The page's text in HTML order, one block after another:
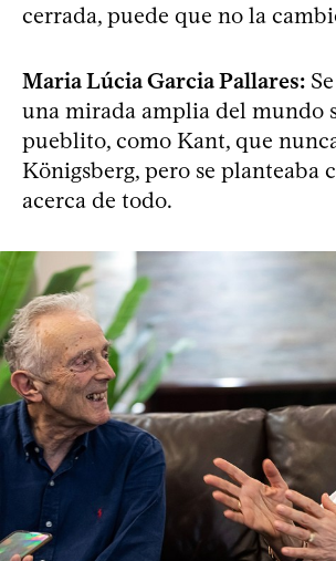
cerrada, puede que no la
Maria Lúcia Garcia Pallares:
una mirada amplia del mundo
pueblito, como Kant, que
Königsberg, pero se planteaba
acerca de todo.